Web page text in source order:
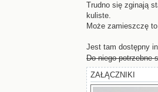
Trudno się zginają
kuliste.
Może zamieszczę
Jest tam dostępny
Do niego potrzebne
ZAŁĄCZNIKI